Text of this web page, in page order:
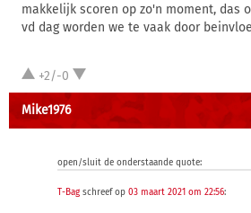
makkelijk scoren op zo'n moment, das
vd dag worden we te vaak door
+2/-0
Mike1976
open/sluit de onderstaande quote:
T-Bag schreef op 03 maart 2021 om 22:56: